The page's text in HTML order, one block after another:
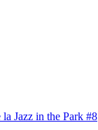
Jazz in the Park #8